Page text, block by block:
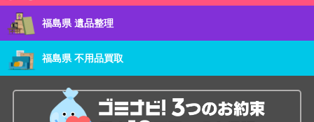
福島県 遺品整理
福島県 不用品買取